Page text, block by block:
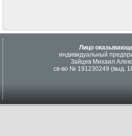
Лицо
индивидуальный
Зайцев Михаил
св-во № 191230249 (выд.